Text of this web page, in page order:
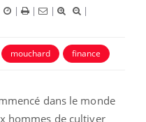
| | |
|
mouchard finance
dans le monde
hommes de cultiver